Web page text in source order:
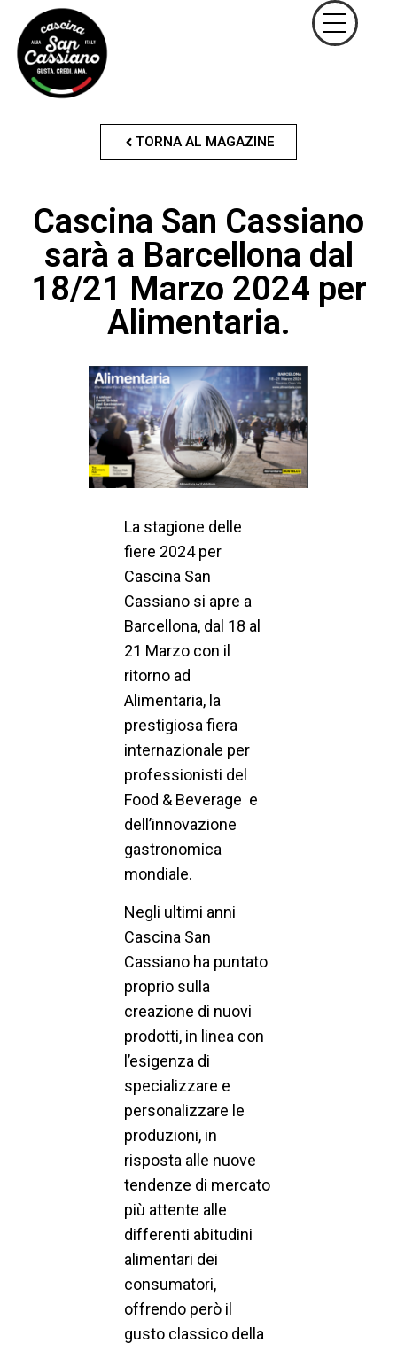
TORNA AL MAGAZINE
Cascina San Cassiano
sarà a Barcellona dal
18/21 Marzo 2024 per
Alimentaria.
La stagione delle
fiere 2024 per
Cascina San
Cassiano si apre a
Barcellona, dal 18 al
21 Marzo con il
ritorno ad
Alimentaria, la
prestigiosa fiera
internazionale per
professionisti del
Food & Beverage e
dell’innovazione
gastronomica
mondiale.
Negli ultimi anni
Cascina San
Cassiano ha puntato
proprio sulla
creazione di nuovi
prodotti, in linea con
l’esigenza di
specializzare e
personalizzare le
produzioni, in
risposta alle nuove
tendenze di mercato
più attente alle
differenti abitudini
alimentari dei
consumatori,
offrendo però il
gusto classico della